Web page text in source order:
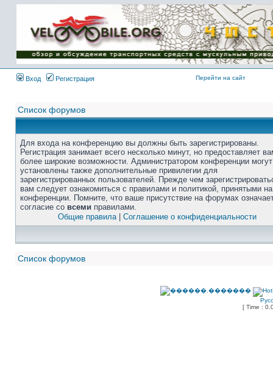
Вход Регистрация Перейти на сайт
Список форумов
Для входа на конференцию вы должны быть зарегистрированы.
Регистрация занимает всего несколько минут, но предоставляет
более широкие возможности. Администратором конференции
установлены также дополнительные привилегии для
зарегистрированных пользователей. Прежде чем
вам следует ознакомиться с правилами и политикой, принятыми на
конференции. Помните, что ваше присутствие на форумах
согласие со всеми правилами.
Общие правила| Соглашение о конфиденциальности
Список форумов
[ Time :